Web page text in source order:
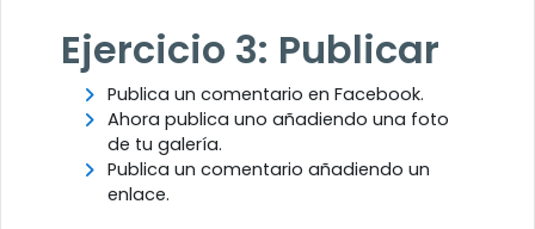
Ejercicio 3: Publicar
Publica un comentario en Facebook.
Ahora publica uno añadiendo una foto
de tu galería.
Publica un comentario añadiendo un
enlace.